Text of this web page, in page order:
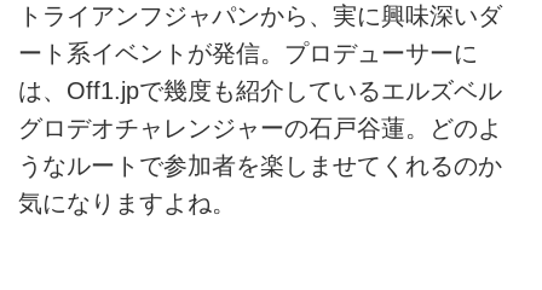
トライアンフジャパンから、実に興味深いダ
ート系イベントが発信。プロデューサーに
は、Off1.jpで幾度も紹介しているエルズベル
グロデオチャレンジャーの石戸谷蓮。どのよ
うなルートで参加者を楽しませてくれるのか
気になりますよね。